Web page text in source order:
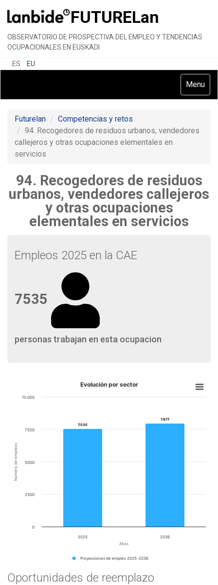
FUTURELan
OBSERVATORIO DE PROSPECTIVA DEL EMPLEO Y TENDENCIAS
OCUPACIONALES EN EUSKADI
ES EU
Toggle
Menu
Futurelan
Competencias y retos
94. Recogedores de residuos urbanos, vendedores
callejeros y otras ocupaciones elementales en
servicios
94. Recogedores de residuos
urbanos, vendedores callejeros
y otras ocupaciones
elementales en servicios
Empleos 2025 en la CAE
7535
personas trabajan en esta ocupacion
Años
Número de empleos
Evolución por sector
7.535
7.535
7.977
7.977
Proyecciones de empleo 2025-2036
2025 2036
0
10.000
2500
5000
7500
Oportunidades de reemplazo